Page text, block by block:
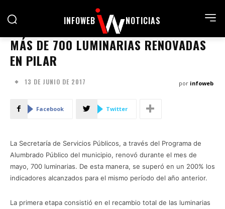
INFOWEB NOTICIAS
MÁS DE 700 LUMINARIAS RENOVADAS
EN PILAR
13 DE JUNIO DE 2017 por infoweb
Facebook Twitter
La Secretaría de Servicios Públicos, a través del Programa de
Alumbrado Público del municipio, renovó durante el mes de
mayo, 700 luminarias. De esta manera, se superó en un 200% los
indicadores alcanzados para el mismo período del año anterior.
La primera etapa consistió en el recambio total de las luminarias